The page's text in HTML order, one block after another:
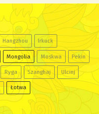
Hangzhou Irkuck
Mongolia Moskwa Pekin
Ryga Szanghaj Ulcinj
Łotwa